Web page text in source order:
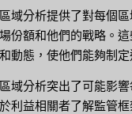
域分析提供了對每個
份額和他們的戰略。
動態，使他們能夠制
域分析突出了可能影
利益相關者了解監管